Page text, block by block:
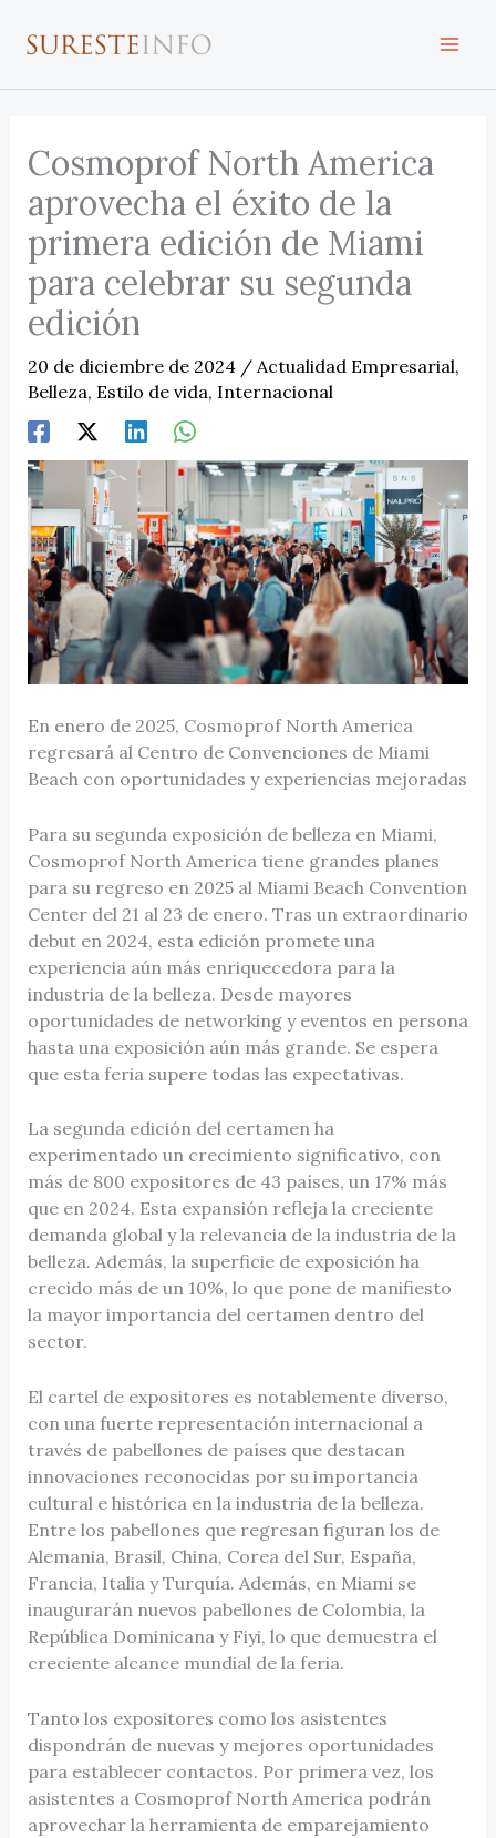
Cosmoprof North America
aprovecha el éxito de la
primera edición de Miami
para celebrar su segunda
edición
20 de diciembre de 2024 / Actualidad Empresarial,
Belleza, Estilo de vida, Internacional
En enero de 2025, Cosmoprof North America
regresará al Centro de Convenciones de Miami
Beach con oportunidades y experiencias mejoradas
Para su segunda exposición de belleza en Miami,
Cosmoprof North America tiene grandes planes
para su regreso en 2025 al Miami Beach Convention
Center del 21 al 23 de enero. Tras un extraordinario
debut en 2024, esta edición promete una
experiencia aún más enriquecedora para la
industria de la belleza. Desde mayores
oportunidades de networking y eventos en persona
hasta una exposición aún más grande. Se espera
que esta feria supere todas las expectativas.
La segunda edición del certamen ha
experimentado un crecimiento significativo, con
más de 800 expositores de 43 países, un 17% más
que en 2024. Esta expansión refleja la creciente
demanda global y la relevancia de la industria de la
belleza. Además, la superficie de exposición ha
crecido más de un 10%, lo que pone de manifiesto
la mayor importancia del certamen dentro del
sector.
El cartel de expositores es notablemente diverso,
con una fuerte representación internacional a
través de pabellones de países que destacan
innovaciones reconocidas por su importancia
cultural e histórica en la industria de la belleza.
Entre los pabellones que regresan figuran los de
Alemania, Brasil, China, Corea del Sur, España,
Francia, Italia y Turquía. Además, en Miami se
inaugurarán nuevos pabellones de Colombia, la
República Dominicana y Fiyi, lo que demuestra el
creciente alcance mundial de la feria.
Tanto los expositores como los asistentes
dispondrán de nuevas y mejores oportunidades
para establecer contactos. Por primera vez, los
asistentes a Cosmoprof North America podrán
aprovechar la herramienta de emparejamiento